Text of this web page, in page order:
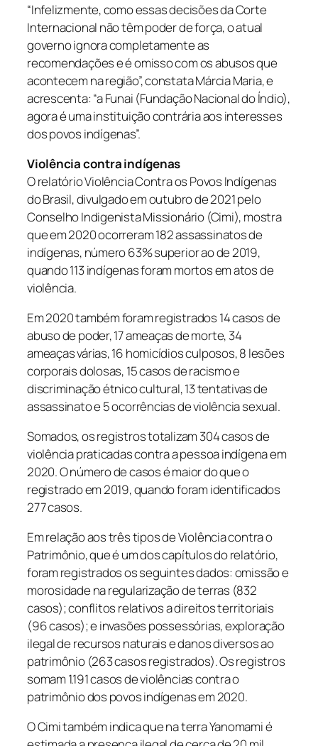
“Infelizmente, como essas decisões da Corte
Internacional não têm poder de força, o atual
governo ignora completamente as
recomendações e é omisso com os abusos que
acontecem na região”, constata Márcia Maria, e
acrescenta: “a Funai (Fundação Nacional do Índio),
agora é uma instituição contrária aos interesses
dos povos indígenas”.
Violência contra indígenas
O relatório Violência Contra os Povos Indígenas
do Brasil, divulgado em outubro de 2021 pelo
Conselho Indigenista Missionário (Cimi), mostra
que em 2020 ocorreram 182 assassinatos de
indígenas, número 63% superior ao de 2019,
quando 113 indígenas foram mortos em atos de
violência.
Em 2020 também foram registrados 14 casos de
abuso de poder, 17 ameaças de morte, 34
ameaças várias, 16 homicídios culposos, 8 lesões
corporais dolosas, 15 casos de racismo e
discriminação étnico cultural, 13 tentativas de
assassinato e 5 ocorrências de violência sexual.
Somados, os registros totalizam 304 casos de
violência praticadas contra a pessoa indígena em
2020. O número de casos é maior do que o
registrado em 2019, quando foram identificados
277 casos.
Em relação aos três tipos de Violência contra o
Patrimônio, que é um dos capítulos do relatório,
foram registrados os seguintes dados: omissão e
morosidade na regularização de terras (832
casos); conflitos relativos a direitos territoriais
(96 casos); e invasões possessórias, exploração
ilegal de recursos naturais e danos diversos ao
patrimônio (263 casos registrados). Os registros
somam 1.191 casos de violências contra o
patrimônio dos povos indígenas em 2020.
O Cimi também indica que na terra Yanomami é